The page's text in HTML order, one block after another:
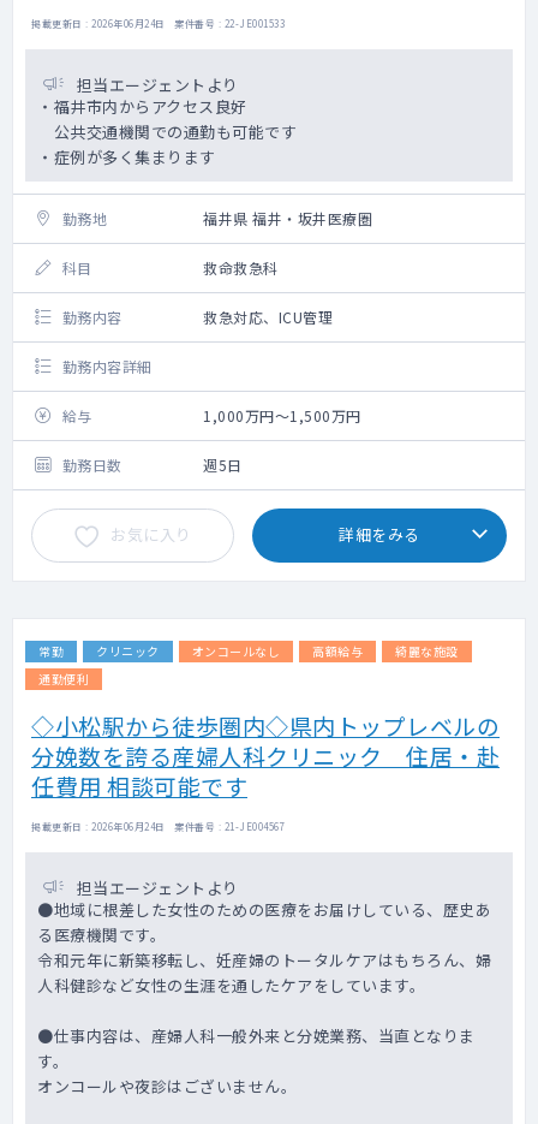
掲載更新日 : 2026年06月24日 案件番号 : 22-JE001533
担当エージェントより
・福井市内からアクセス良好
公共交通機関での通勤も可能です
・症例が多く集まります
勤務地 福井県 福井・坂井医療圏
科目 救命救急科
勤務内容 救急対応、ICU管理
勤務内容詳細
給与 1,000万円～1,500万円
勤務日数 週5日
お気に入り 詳細をみる
常勤 クリニック オンコールなし 高額給与
綺麗な施設
通勤便利
◇小松駅から徒歩圏内◇県内トップレベルの
分娩数を誇る産婦人科クリニック 住居・赴
任費用 相談可能です
掲載更新日 : 2026年06月24日 案件番号 : 21-JE004567
担当エージェントより
●地域に根差した女性のための医療をお届けしている、歴史あ
る医療機関です。
令和元年に新築移転し、妊産婦のトータルケアはもちろん、婦
人科健診など女性の生涯を通したケアをしています。
●仕事内容は、産婦人科一般外来と分娩業務、当直となりま
す。
オンコールや夜診はございません。